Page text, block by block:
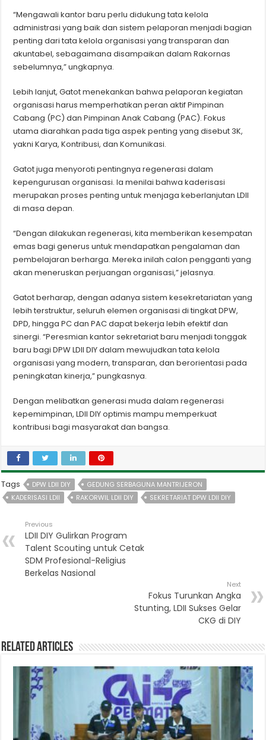
“Mengawali kantor baru perlu didukung tata kelola
administrasi yang baik dan sistem pelaporan menjadi bagian
penting dari tata kelola organisasi yang transparan dan
akuntabel, sebagaimana disampaikan dalam Rakornas
sebelumnya,” ungkapnya.
Lebih lanjut, Gatot menekankan bahwa pelaporan kegiatan
organisasi harus memperhatikan peran aktif Pimpinan
Cabang (PC) dan Pimpinan Anak Cabang (PAC). Fokus
utama diarahkan pada tiga aspek penting yang disebut 3K,
yakni Karya, Kontribusi, dan Komunikasi.
Gatot juga menyoroti pentingnya regenerasi dalam
kepengurusan organisasi. Ia menilai bahwa kaderisasi
merupakan proses penting untuk menjaga keberlanjutan LDII
di masa depan.
“Dengan dilakukan regenerasi, kita memberikan kesempatan
emas bagi generus untuk mendapatkan pengalaman dan
pembelajaran berharga. Mereka inilah calon pengganti yang
akan meneruskan perjuangan organisasi,” jelasnya.
Gatot berharap, dengan adanya sistem kesekretariatan yang
lebih terstruktur, seluruh elemen organisasi di tingkat DPW,
DPD, hingga PC dan PAC dapat bekerja lebih efektif dan
sinergi. “Peresmian kantor sekretariat baru menjadi tonggak
baru bagi DPW LDII DIY dalam mewujudkan tata kelola
organisasi yang modern, transparan, dan berorientasi pada
peningkatan kinerja,” pungkasnya.
Dengan melibatkan generasi muda dalam regenerasi
kepemimpinan, LDII DIY optimis mampu memperkuat
kontribusi bagi masyarakat dan bangsa.
Tags DPW LDII DIY
GEDUNG SERBAGUNA MANTRIJERON
KADERISASI LDII
RAKORWIL LDII DIY SEKRETARIAT DPW LDII DIY
Previous
LDII DIY Gulirkan Program
Talent Scouting untuk Cetak
SDM Profesional-Religius
Berkelas Nasional
Next
Fokus Turunkan Angka
Stunting, LDII Sukses Gelar
CKG di DIY
Related Articles